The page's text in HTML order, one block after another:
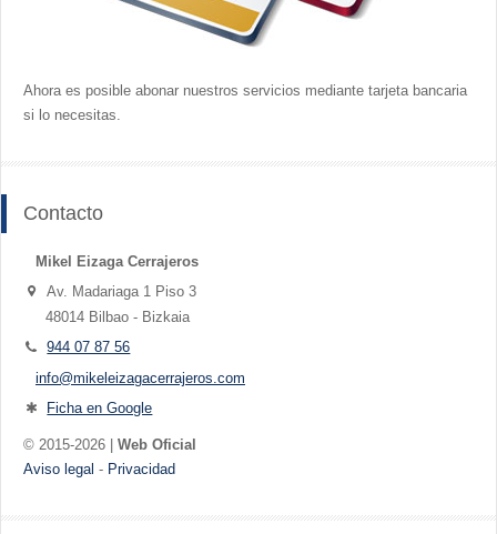
Ahora es posible abonar nuestros servicios mediante tarjeta bancaria
si lo necesitas.
Contacto
Mikel Eizaga Cerrajeros
Av. Madariaga 1 Piso 3
48014 Bilbao - Bizkaia
944 07 87 56
info@mikeleizagacerrajeros.com
Ficha en Google
© 2015-2026 | Web Oficial
Aviso legal - Privacidad